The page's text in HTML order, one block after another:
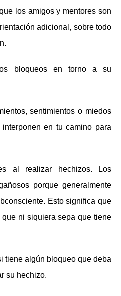
los amigos y mentores son
adicional, sobre todo
bloqueos en torno a su
sentimientos o miedos
en tu camino para
al realizar hechizos. Los
porque generalmente
Esto significa que
ni siquiera sepa que tiene
tiene algún bloqueo que deba
su hechizo.